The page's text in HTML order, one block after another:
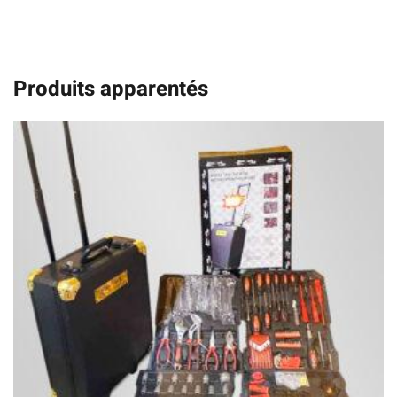
Produits apparentés